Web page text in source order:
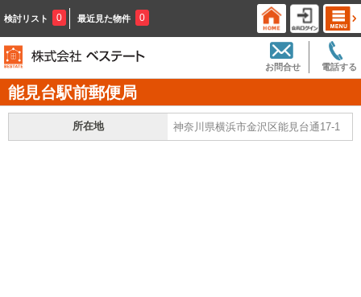
検討リスト 0 最近見た物件 0
電話する
お問合せ
能見台駅前郵便局
所在地 神奈川県横浜市金沢区能見台通17-1